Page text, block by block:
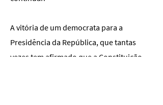
A vitória de um democrata para a
Presidência da República, que tantas
vezes tem afirmado que a Constituição